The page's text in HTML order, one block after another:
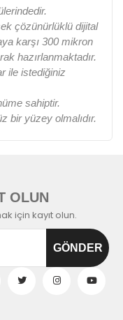
çözünürlüklü dijital
karşı 300 mikron
hazırlanmaktadır.
ile istediğiniz
sahiptir.
bir yüzey olmalıdır.
OLUN
için kayıt olun.